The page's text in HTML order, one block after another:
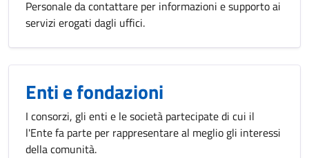
Personale da contattare per informazioni e supporto ai
servizi erogati dagli uffici.
Enti e fondazioni
I consorzi, gli enti e le società partecipate di cui il
l'Ente fa parte per rappresentare al meglio gli interessi
della comunità.